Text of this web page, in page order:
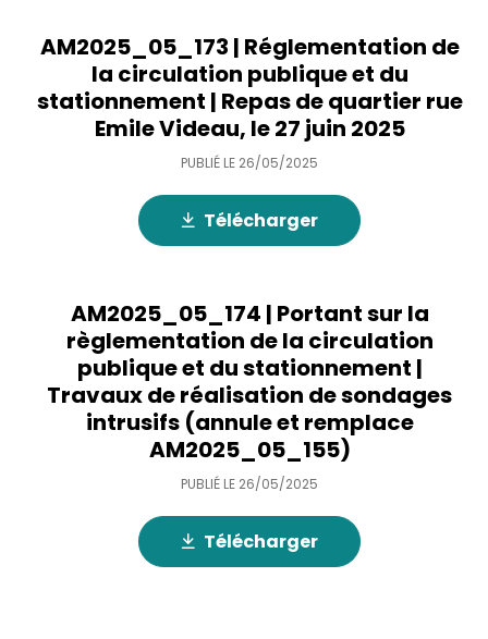
AM2025_05_173 | Réglementation de
la circulation publique et du
stationnement | Repas de quartier rue
Emile Videau, le 27 juin 2025
PUBLIÉ LE 26/05/2025
Télécharger
AM2025_05_174 | Portant sur la
règlementation de la circulation
publique et du stationnement |
Travaux de réalisation de sondages
intrusifs (annule et remplace
AM2025_05_155)
PUBLIÉ LE 26/05/2025
Télécharger